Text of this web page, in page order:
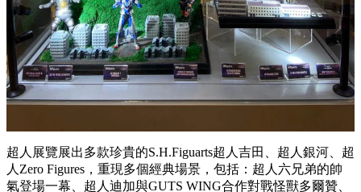
迪加更以TAMASHII NATIONS BOX的巨大化形象現身！